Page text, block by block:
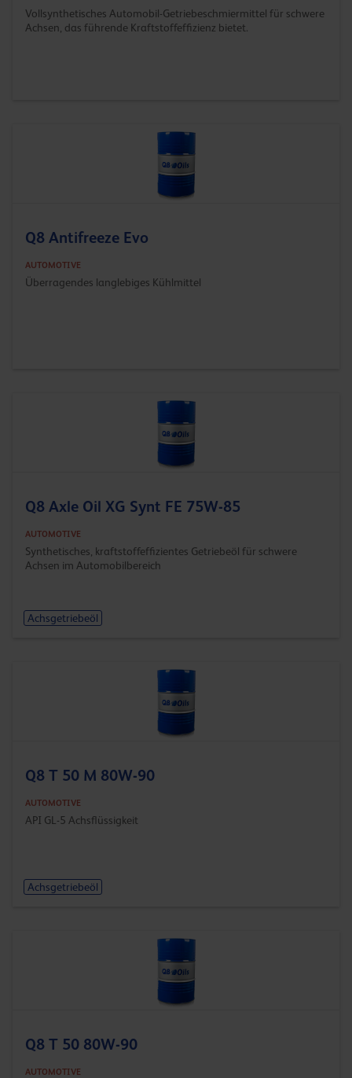
Vollsynthetisches Automobil-Getriebeschmiermittel für schwere
Achsen, das führende Kraftstoffeffizienz bietet.
Q8 Antifreeze Evo
AUTOMOTIVE
Überragendes langlebiges Kühlmittel
Q8 Axle Oil XG Synt FE 75W-85
AUTOMOTIVE
Synthetisches, kraftstoffeffizientes Getriebeöl für schwere
Achsen im Automobilbereich
Achsgetriebeöl
Q8 T 50 M 80W-90
AUTOMOTIVE
API GL-5 Achsflüssigkeit
Achsgetriebeöl
Q8 T 50 80W-90
AUTOMOTIVE